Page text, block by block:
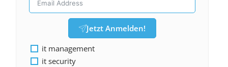
Jetzt Anmelden!
it management
it security